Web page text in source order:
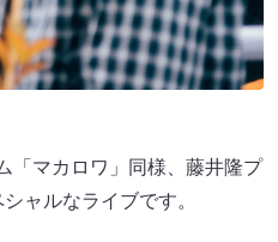
「マカロワ」同様、藤井隆プ
ャルなライブです。